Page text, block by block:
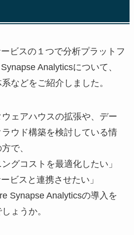
ビスの１つで分析プラットフ
Analyticsについて、
などをご紹介しました。
ェアハウスの拡張や、デー
ウド構築を検討している情
で、
グコストを最適化したい」
ビスと連携させたい」
Synapse Analyticsの導入を
ょうか。